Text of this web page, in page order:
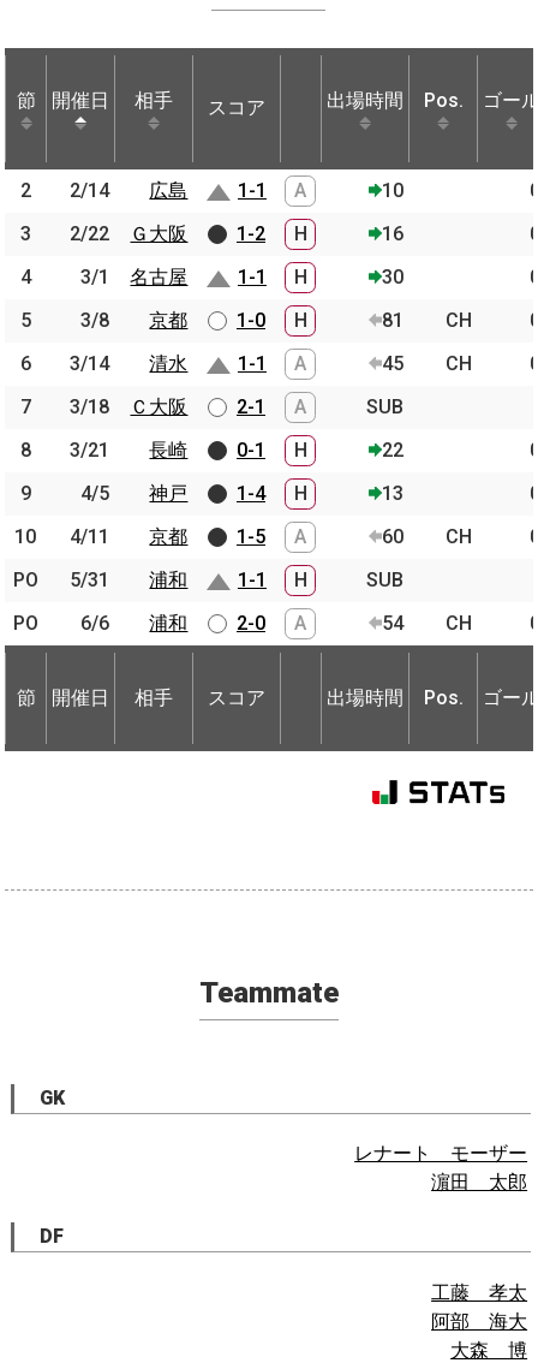
節 開催日 相手 スコア 出場時間 Pos. ゴー
節 開催日 相手 スコア 出場時間 ゴー
2 2/14 広島 1-1 A 10
3
2/22 Ｇ大阪 1-2 H 16
4
3/1 名古屋 1-1 H 30
5
3/8 京都 1-0 H 81 CH
6
3/14 清水 1-1 A 45 CH
7
3/18 Ｃ大阪 2-1 A
SUB
8
3/21 長崎 0-1 H 22
9
4/5 神戸 1-4 H 13
10
4/11 京都 1-5 A 60 CH
PO
5/31 浦和 1-1 H
SUB
PO
6/6 浦和 2-0 A 54 CH
節 開催日 相手 スコア 出場時間 Pos. ゴー
節 開催日 相手
2 2/14
広島
3
2/22
Ｇ大阪
4
3/1
名古屋
5
3/8
京都
6
3/14
清水
7
3/18
Ｃ大阪
8
3/21
長崎
9
4/5
神戸
10
4/11
京都
PO
5/31
浦和
PO
6/6 浦和
節 開催日 相手
Teammate
GK
レナート モーザー
濵田 太郎
DF
工藤 孝太
阿部 海大
大森 博